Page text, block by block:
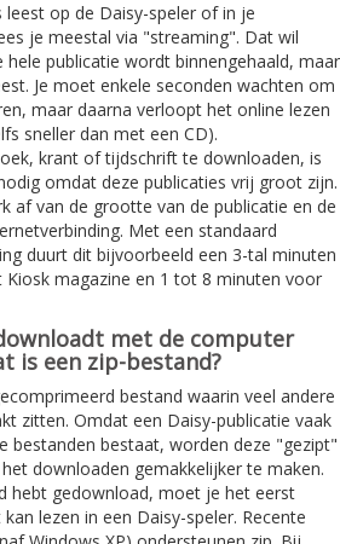
leest op de Daisy-speler of in je
je meestal via "streaming". Dat wil
hele publicatie wordt binnengehaald, maar
Je moet enkele seconden wachten om
maar daarna verloopt het online lezen
sneller dan met een CD).
krant of tijdschrift te downloaden, is
omdat deze publicaties vrij groot zijn.
af van de grootte van de publicatie en de
Met een standaard
duurt dit bijvoorbeeld een 3-tal minuten
magazine en 1 tot 8 minuten voor
met de computer
is een zip-bestand?
bestand waarin veel andere
zitten. Omdat een Daisy-publicatie vaak
bestanden bestaat, worden deze "gezipt"
downloaden gemakkelijker te maken.
hebt gedownload, moet je het eerst
lezen in een Daisy-speler. Recente